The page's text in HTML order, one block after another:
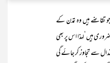
ہیں وہ تمدن کے
ہیں‘لہذا اس پر بھی
سے تجاوز کر جائے گی